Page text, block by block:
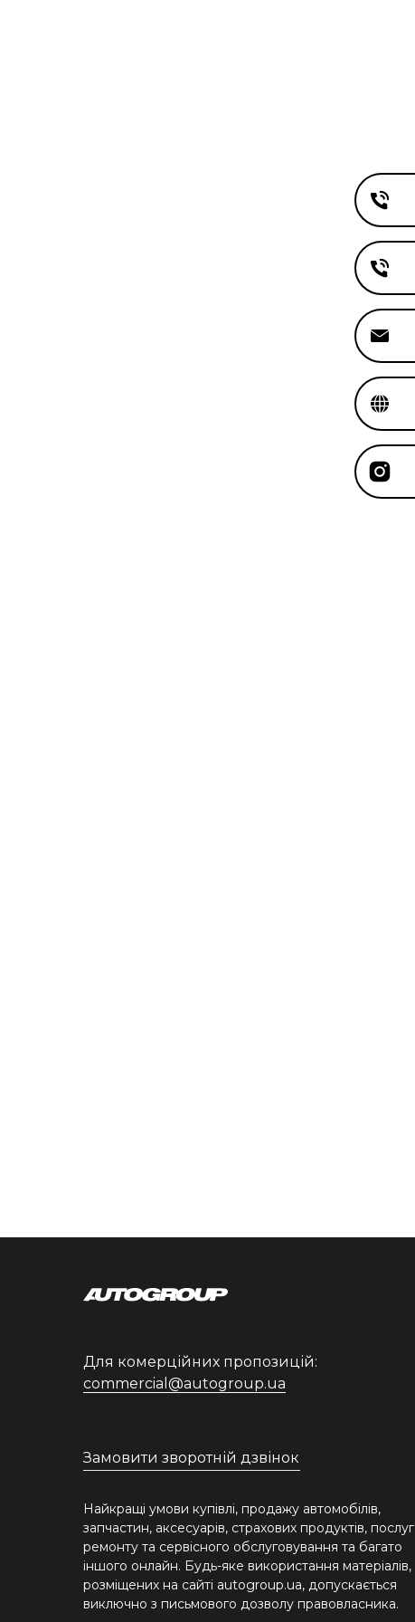
Замовити зворотній дзвінок
Найкращі умови купівлі, продажу автомобілів,
запчастин, аксесуарів, страхових продуктів, послуг
ремонту та сервісного обслуговування та багато
іншого онлайн. Будь-яке використання матеріалів,
розміщених на сайті autogroup.ua, допускається
виключно з письмового дозволу правовласника.
Для комерційних пропозицій:
commercial@autogroup.ua